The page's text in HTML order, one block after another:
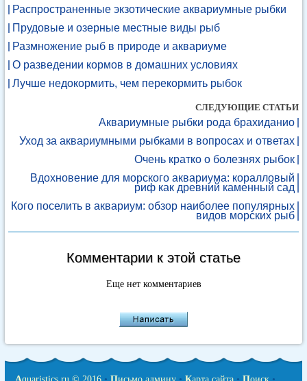
Распространенные экзотические аквариумные рыбки
Прудовые и озерные местные виды рыб
Размножение рыб в природе и аквариуме
О разведении кормов в домашних условиях
Лучше недокормить, чем перекормить рыбок
СЛЕДУЮЩИЕ СТАТЬИ
Аквариумные рыбки рода брахиданио
Уход за аквариумными рыбками в вопросах и ответах
Очень кратко о болезнях рыбок
Вдохновение для морского аквариума: коралловый
риф как древний каменный сад
Кого поселить в аквариум: обзор наиболее популярных
видов морских рыб
Комментарии к этой статье
Еще нет комментариев